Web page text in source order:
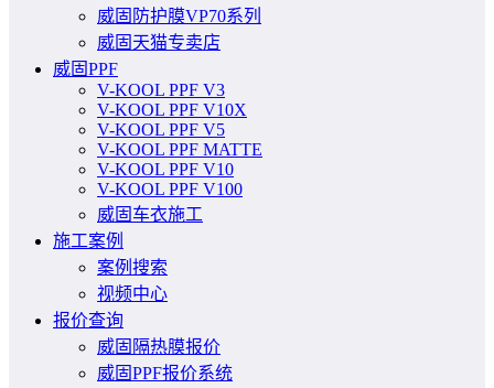
威固防护膜VP70系列
威固天猫专卖店
威固PPF
V-KOOL PPF V3
V-KOOL PPF V10X
V-KOOL PPF V5
V-KOOL PPF MATTE
V-KOOL PPF V10
V-KOOL PPF V100
威固车衣施工
施工案例
案例搜索
视频中心
报价查询
威固隔热膜报价
威固PPF报价系统